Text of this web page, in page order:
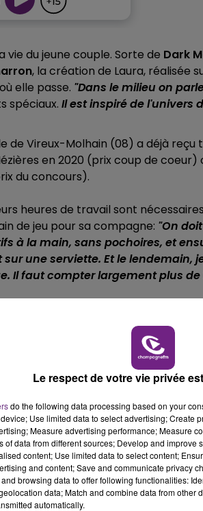
du jeune couple. Sorte de Dark
, la création de Laura, réalisée
elle passe. "Dans le milieu on
spéciaux. Il est inspiré de l'univers
de Vireux-Molhain (08) a déjà reçu
en 2020 (prix coup de coeur)
du concours).
heures de travail sont
de jeu pour sa compagne: "On
à la main, sans pochoires, et
une serviette. Et le lendemain,
Il faut compter largement plus de
Le respect de votre vie privée
do the following data processing based on your
Use limited data to select advertising; Create
Measure advertising performance; Measure
of data from different sources; Develop and
content; Use limited data to select content;
and content; Save and communicate privacy
browsing data to offer following functionalities:
data; Match and combine data from other
automatically.